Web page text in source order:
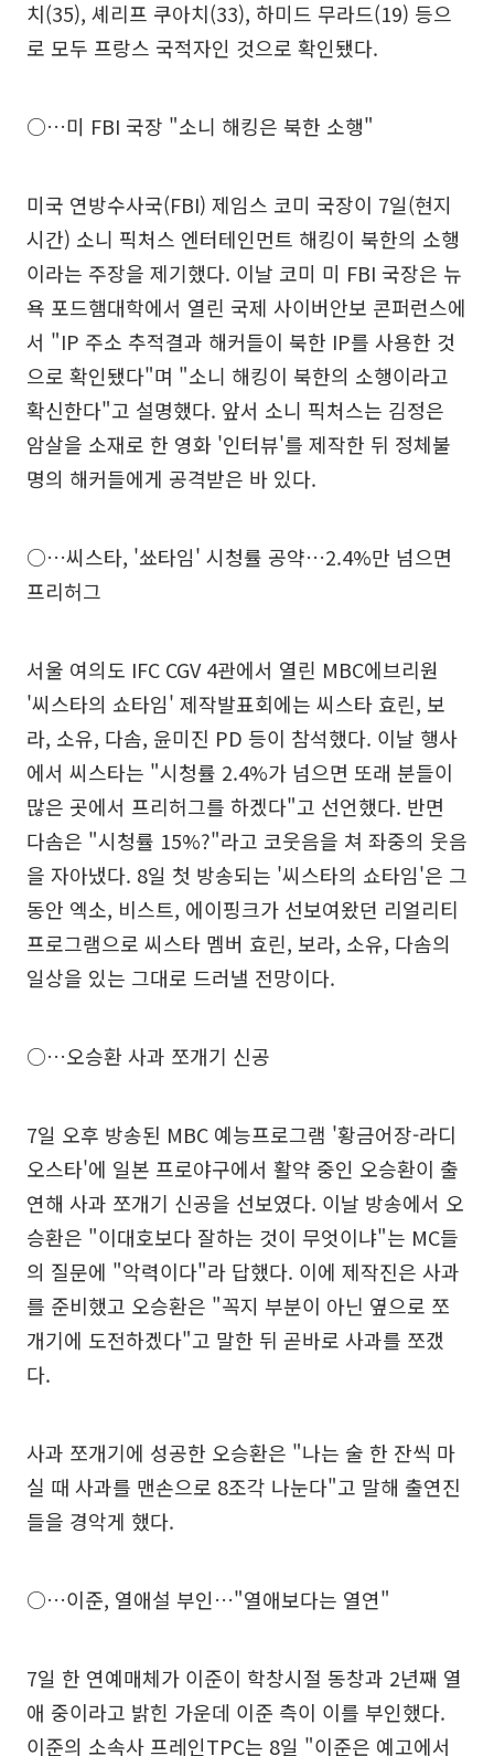
치(35), 셰리프 쿠아치(33), 하미드 무라드(19) 등으
로 모두 프랑스 국적자인 것으로 확인됐다.
○…미 FBI 국장 "소니 해킹은 북한 소행"
미국 연방수사국(FBI) 제임스 코미 국장이 7일(현지
시간) 소니 픽처스 엔터테인먼트 해킹이 북한의 소행
이라는 주장을 제기했다. 이날 코미 미 FBI 국장은 뉴
욕 포드햄대학에서 열린 국제 사이버안보 콘퍼런스에
서 "IP 주소 추적결과 해커들이 북한 IP를 사용한 것
으로 확인됐다"며 "소니 해킹이 북한의 소행이라고
확신한다"고 설명했다. 앞서 소니 픽처스는 김정은
암살을 소재로 한 영화 '인터뷰'를 제작한 뒤 정체불
명의 해커들에게 공격받은 바 있다.
○…씨스타, '쑈타임' 시청률 공약…2.4%만 넘으면
프리허그
서울 여의도 IFC CGV 4관에서 열린 MBC에브리원
'씨스타의 쇼타임' 제작발표회에는 씨스타 효린, 보
라, 소유, 다솜, 윤미진 PD 등이 참석했다. 이날 행사
에서 씨스타는 "시청률 2.4%가 넘으면 또래 분들이
많은 곳에서 프리허그를 하겠다"고 선언했다. 반면
다솜은 "시청률 15%?"라고 코웃음을 쳐 좌중의 웃음
을 자아냈다. 8일 첫 방송되는 '씨스타의 쇼타임'은 그
동안 엑소, 비스트, 에이핑크가 선보여왔던 리얼리티
프로그램으로 씨스타 멤버 효린, 보라, 소유, 다솜의
일상을 있는 그대로 드러낼 전망이다.
○…오승환 사과 쪼개기 신공
7일 오후 방송된 MBC 예능프로그램 '황금어장-라디
오스타'에 일본 프로야구에서 활약 중인 오승환이 출
연해 사과 쪼개기 신공을 선보였다. 이날 방송에서 오
승환은 "이대호보다 잘하는 것이 무엇이냐"는 MC들
의 질문에 "악력이다"라 답했다. 이에 제작진은 사과
를 준비했고 오승환은 "꼭지 부분이 아닌 옆으로 쪼
개기에 도전하겠다"고 말한 뒤 곧바로 사과를 쪼갰
다.
사과 쪼개기에 성공한 오승환은 "나는 술 한 잔씩 마
실 때 사과를 맨손으로 8조각 나눈다"고 말해 출연진
들을 경악게 했다.
○…이준, 열애설 부인…"열애보다는 열연"
7일 한 연예매체가 이준이 학창시절 동창과 2년째 열
애 중이라고 밝힌 가운데 이준 측이 이를 부인했다.
이준의 소속사 프레인TPC는 8일 "이준은 예고에서